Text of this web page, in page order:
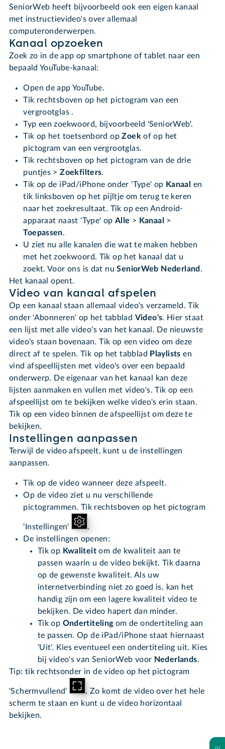
SeniorWeb heeft bijvoorbeeld ook een eigen kanaal
met instructievideo's over allemaal
computeronderwerpen.
Kanaal opzoeken
Zoek zo in de app op smartphone of tablet naar een
bepaald YouTube-kanaal:
Open de app YouTube.
Tik rechtsboven op het pictogram van een
vergrootglas .
Typ een zoekwoord, bijvoorbeeld 'SeniorWeb'.
Tik op het toetsenbord opZoekof op het
pictogram van een vergrootglas.
Tik rechtsboven op het pictogram van de drie
puntjes >Zoekfilters.
Tik op de iPad/iPhone onder 'Type' op Kanaal en
tik linksboven op het pijltje om terug te keren
naar het zoekresultaat. Tik op een Android-
apparaat naast 'Type' op Alle > Kanaal
>
Toepassen.
U ziet nu alle kanalen die wat te maken hebben
met het zoekwoord. Tik op het kanaal dat u
zoekt. Voor ons is dat nuSeniorWeb Nederland .
Het kanaal opent.
Video van kanaal afspelen
Op een kanaal staan allemaal video's verzameld. Tik
onder 'Abonneren' op het tabblad Video's. Hier staat
een lijst met alle video's van het kanaal. De nieuwste
video's staan bovenaan. Tik op een video om deze
direct af te spelen. Tik op het tabblad Playlists en
vind afspeellijsten met video's over een bepaald
onderwerp. De eigenaar van het kanaal kan deze
lijsten aanmaken en vullen met video's. Tik op een
afspeellijst om te bekijken welke video's erin staan.
Tik op een video binnen de afspeellijst om deze te
bekijken.
Instellingen aanpassen
Terwijl de video afspeelt, kunt u de instellingen
aanpassen.
Tik op de video wanneer deze afspeelt.
Op de video ziet u nu verschillende
pictogrammen. Tik rechtsboven op het pictogram
'Instellingen'
.
De instellingen openen:
Tik op Kwaliteit om de kwaliteit aan te
passen waarin u de video bekijkt. Tik daarna
op de gewenste kwaliteit. Als uw
internetverbinding niet zo goed is, kan het
handig zijn om een lagere kwaliteit video te
bekijken. De video hapert dan minder.
Tik op Ondertiteling om de ondertiteling aan
te passen. Op de iPad/iPhone staat hiernaast
'Uit'. Kies eventueel een ondertiteling uit. Kies
bij video's van SeniorWeb voor Nederlands.
Tip: tik rechtsonder in de video op het pictogram
'Schermvullend'
. Zo komt de video over het hele
scherm te staan en kunt u de video horizontaal
bekijken.